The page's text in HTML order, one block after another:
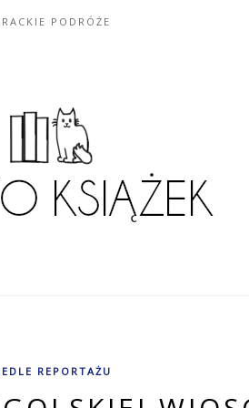
PODRÓŻE
REPORTAŻU